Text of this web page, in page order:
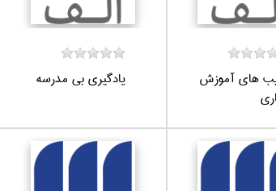
هاي آموزش
يادگيري بي مدرسه